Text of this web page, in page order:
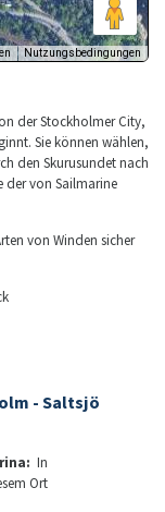
der Stockholmer City,
Sie können wählen,
den Skurusundet nach
der von Sailmarine
von Winden sicher
- Saltsjö
In
Ort